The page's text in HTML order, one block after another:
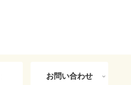
お問い合わせ